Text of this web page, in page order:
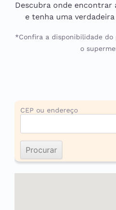
Descubra onde encontrar
e tenha uma
*Confira a disponibilidade
o
CEP ou endereço